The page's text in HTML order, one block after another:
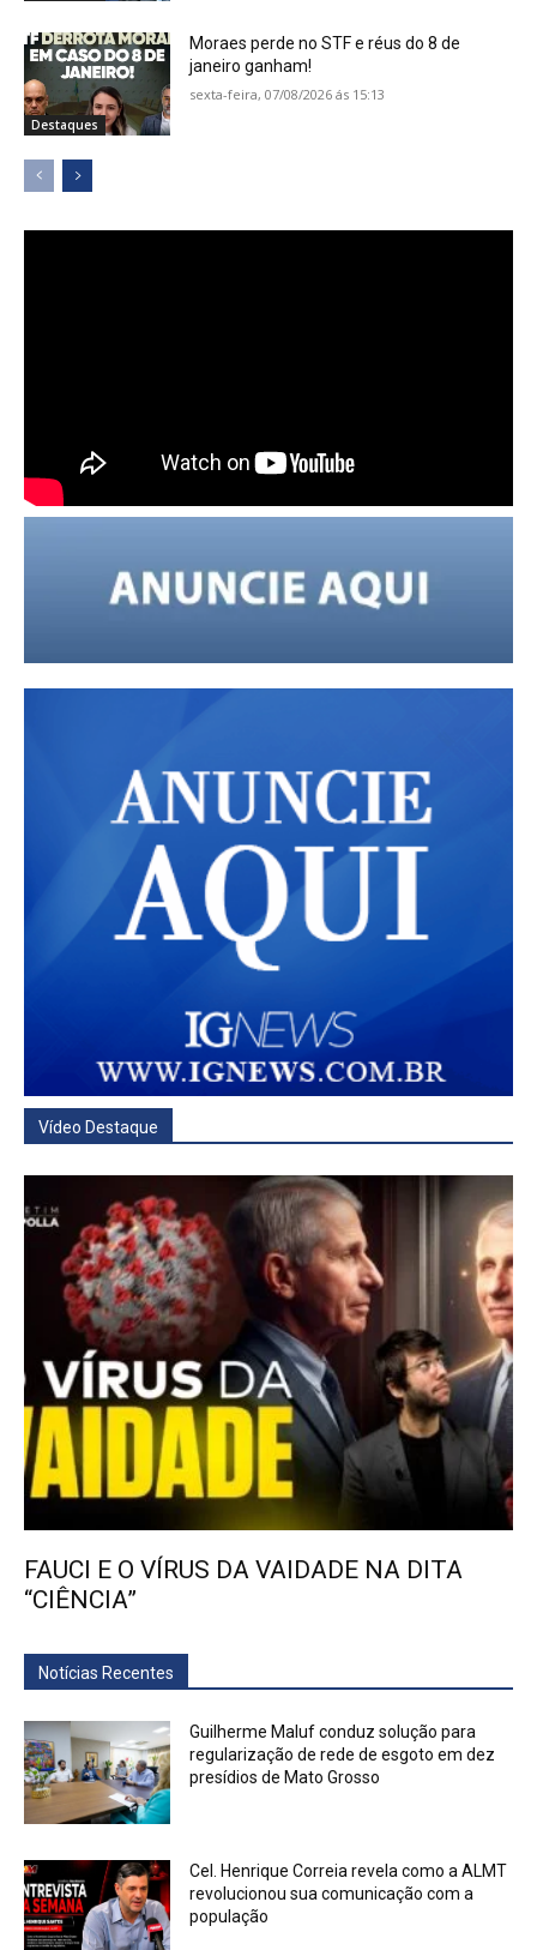
Destaques
Moraes perde no STF e réus do 8 de
janeiro ganham!
sexta-feira, 07/08/2026 ás 15:13
Vídeo Destaque
FAUCI E O VÍRUS DA VAIDADE NA DITA
“CIÊNCIA”
Notícias Recentes
Guilherme Maluf conduz solução para
regularização de rede de esgoto em dez
presídios de Mato Grosso
Cel. Henrique Correia revela como a ALMT
revolucionou sua comunicação com a
população